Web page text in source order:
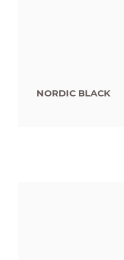
NORDIC BLACK